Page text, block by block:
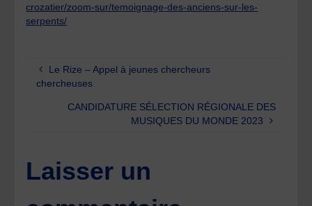
crozatier/zoom-sur/temoignage-des-anciens-sur-les-
serpents/
Le Rize – Appel à jeunes chercheurs
chercheuses
CANDIDATURE SÉLECTION RÉGIONALE DES
MUSIQUES DU MONDE 2023
Laisser un